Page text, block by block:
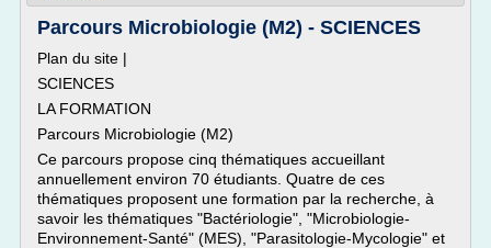
Parcours Microbiologie (M2) - SCIENCES
Plan du site |
SCIENCES
LA FORMATION
Parcours Microbiologie (M2)
Ce parcours propose cinq thématiques accueillant
annuellement environ 70 étudiants. Quatre de ces
thématiques proposent une formation par la recherche, à
savoir les thématiques "Bactériologie", "Microbiologie-
Environnement-Santé" (MES), "Parasitologie-Mycologie" et